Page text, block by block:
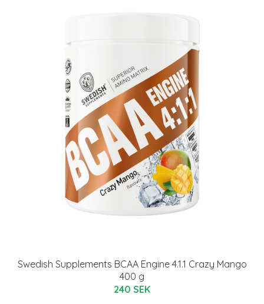
Swedish Supplements BCAA Engine 4.1.1 Crazy Mango
400 g
240 SEK